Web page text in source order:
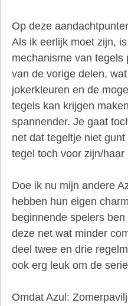
Op deze
Als ik eerlijk moet zijn,
mechanisme van
van de vorige delen,
jokerkleuren en de
tegels kan krijgen
spannender. Je gaat
net dat tegeltje niet
tegel toch voor zijn/haar
Doe ik nu mijn andere
hebben hun eigen
beginnende spelers
deze net wat minder
deel twee en drie
ook erg leuk om de
Omdat Azul: